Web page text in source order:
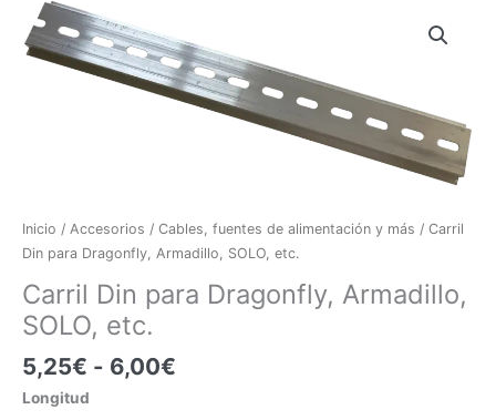
Inicio / Accesorios / Cables, fuentes de alimentación y más / Carril
Din para Dragonfly, Armadillo, SOLO, etc.
Carril Din para Dragonfly, Armadillo,
SOLO, etc.
5,25€ - 6,00€
de
precios:
desde
5,25€
Longitud
Carril
Din
para